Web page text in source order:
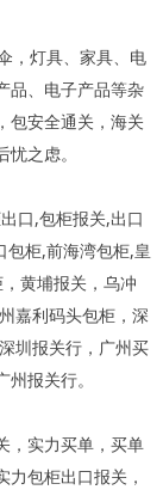
，灯具、家具、电
品、电子产品等杂
包安全通关，海关
之虑。
口,包柜报关,出口
包柜,前海湾包柜,皇
黄埔报关，乌冲
嘉利码头包柜，深
圳报关行，广州买
报关行。
，实力买单，买单
包柜出口报关，